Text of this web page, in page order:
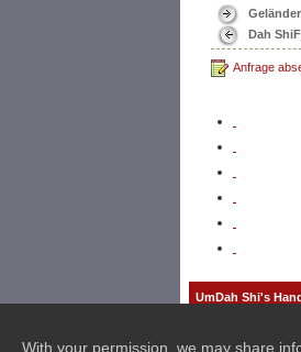
Dah
Anfrage
UmDah Shi's
With your permission, we may share